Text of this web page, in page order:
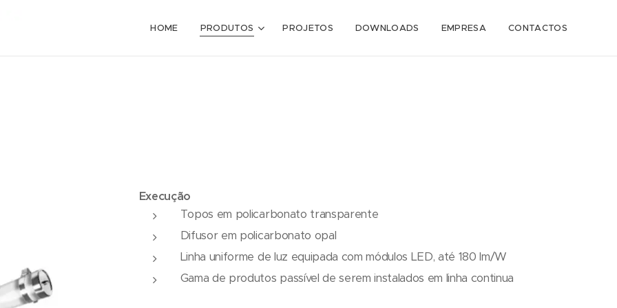
HOME PRODUTOS PROJETOS DOWNLOADS EMPRESA CONTACTOS
Execução
Topos em policarbonato transparente
Difusor em policarbonato opal
Linha uniforme de luz equipada com módulos LED, até 180 lm/W
Gama de produtos passível de serem instalados em linha continua